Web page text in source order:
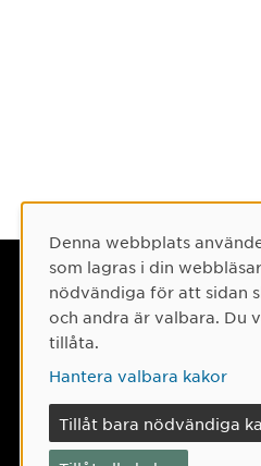
Cookie-
Denna webbplats
som lagras i din
nödvändiga för att sidan
och andra är valbara. Du
tillåta.
Hantera valbara kakor
Tillåt bara nödvändiga